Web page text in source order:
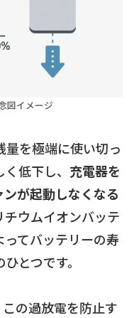
図イメージ
量を極端に使い切っ
低下し、 充電器を
が起動しなくなる
ウムイオンバッテ
てバッテリーの寿
とつです。
の過放電を防止す